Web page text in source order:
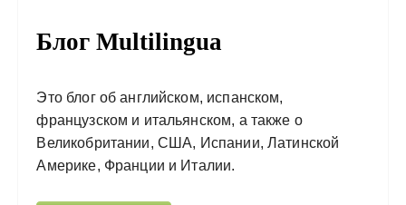
Блог Multilingua
Это блог об английском, испанском,
французском и итальянском, а также о
Великобритании, США, Испании, Латинской
Америке, Франции и Италии.